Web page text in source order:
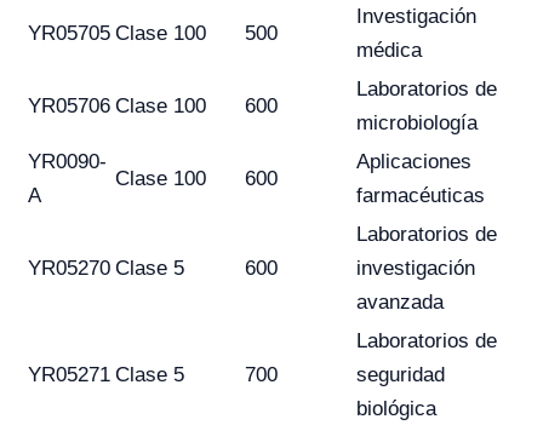
YR05705 Clase 100 500
Investigación
médica
YR05706 Clase 100 600
Laboratorios de
microbiología
YR0090-
A
Clase 100 600
Aplicaciones
farmacéuticas
YR05270 Clase 5 600
Laboratorios de
investigación
avanzada
YR05271 Clase 5 700
Laboratorios de
seguridad
biológica